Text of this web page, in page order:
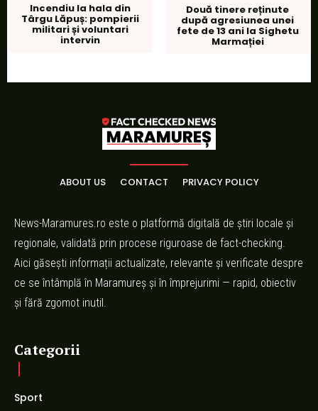
Incendiu la hala din
Târgu Lăpuș: pompierii
militari și voluntari
intervin
Două tinere reținute
după agresiunea unei
fete de 13 ani la Sighetu
Marmației
ABOUT US CONTACT PRIVACY POLICY
News-Maramures.ro este o platformă digitală de știri locale și
regionale, validată prin procese riguroase de fact-checking.
Aici găsești informații actualizate, relevante și verificate despre
ce se întâmplă în Maramureș și în împrejurimi — rapid, obiectiv
și fără zgomot inutil.
Categorii
Sport